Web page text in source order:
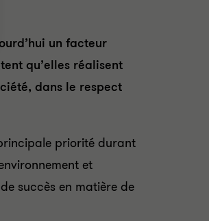
un facteur
qu’elles réalisent
dans le respect
priorité durant
et
succès en matière de